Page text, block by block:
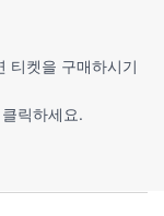
티켓을 구매하시기
클릭하세요.